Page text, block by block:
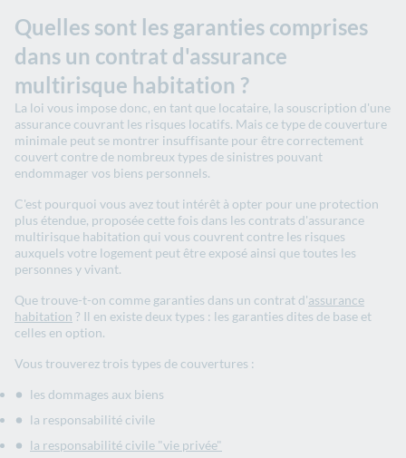
Quelles sont les garanties comprises
dans un contrat d'assurance
multirisque habitation ?
La loi vous impose donc, en tant que locataire, la souscription d'une
assurance couvrant les risques locatifs. Mais ce type de couverture
minimale peut se montrer insuffisante pour être correctement
couvert contre de nombreux types de sinistres pouvant
endommager vos biens personnels.
C'est pourquoi vous avez tout intérêt à opter pour une protection
plus étendue, proposée cette fois dans les contrats d'assurance
multirisque habitation qui vous couvrent contre les risques
auxquels votre logement peut être exposé ainsi que toutes les
personnes y vivant.
Que trouve-t-on comme garanties dans un contrat d'assurance
habitation ? Il en existe deux types : les garanties dites de base et
celles en option.
Vous trouverez trois types de couvertures :
les dommages aux biens
la responsabilité civile
la responsabilité civile "vie privée"